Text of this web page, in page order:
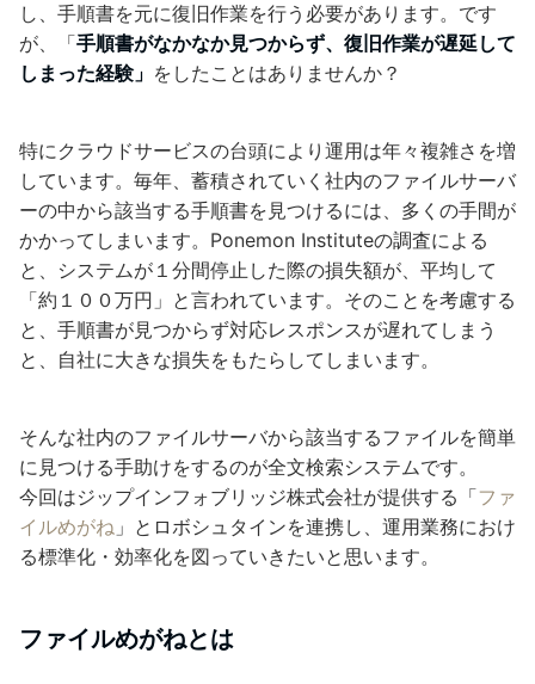
し、手順書を元に復旧作業を行う必要があります。です
が、「手順書がなかなか見つからず、復旧作業が遅延して
しまった経験」 をしたことはありませんか？
特にクラウドサービスの台頭により運用は年々複雑さを増
しています。毎年、蓄積されていく社内のファイルサーバ
ーの中から該当する手順書を見つけるには、多くの手間が
かかってしまいます。Ponemon Instituteの調査による
と、システムが１分間停止した際の損失額が、平均して
「約１００万円」と言われています。そのことを考慮する
と、手順書が見つからず対応レスポンスが遅れてしまう
と、自社に大きな損失をもたらしてしまいます。
そんな社内のファイルサーバから該当するファイルを簡単
に見つける手助けをするのが全文検索システムです。
今回はジップインフォブリッジ株式会社が提供する「ファ
イルめがね 」とロボシュタインを連携し、運用業務におけ
る標準化・効率化を図っていきたいと思います。
ファイルめがねとは